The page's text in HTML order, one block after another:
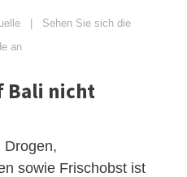
| Sehen Sie sich die
an
Bali nicht
Drogen,
sowie Frischobst ist